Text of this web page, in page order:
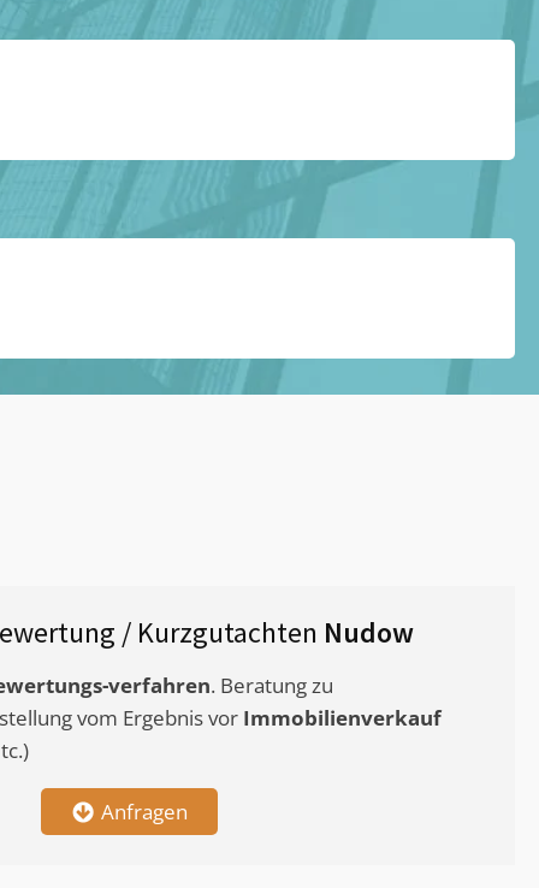
/ Kurzgutachten Nudow
verfahren. Beratung zu
vom Ergebnis vor Immobilienverkauf
Anfragen